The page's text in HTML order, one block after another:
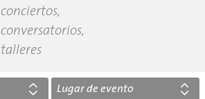
conciertos,
conversatorios,
talleres
Lugar de evento